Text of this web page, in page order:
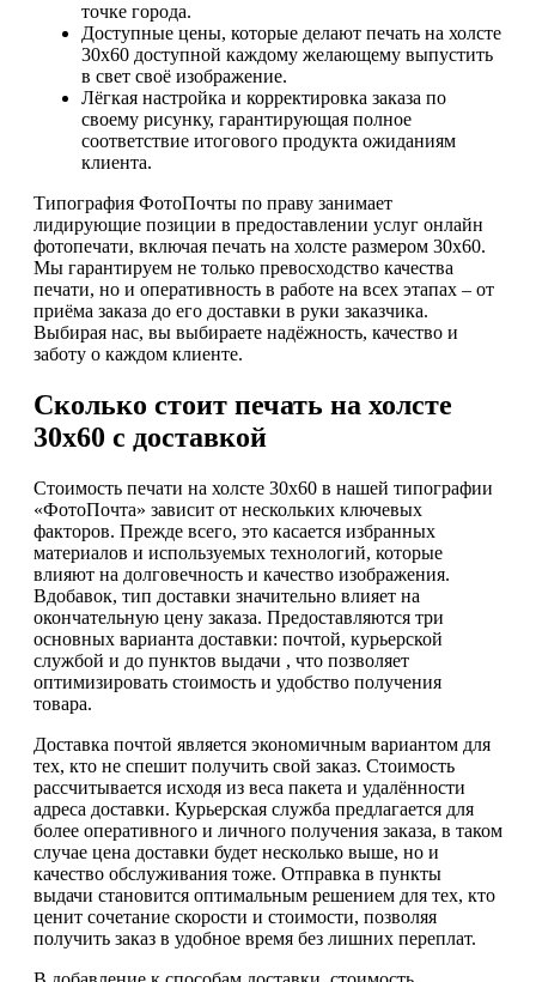
точке города.
Доступные цены, которые делают печать на холсте
30х60 доступной каждому желающему выпустить
в свет своё изображение.
Лёгкая настройка и корректировка заказа по
своему рисунку, гарантирующая полное
соответствие итогового продукта ожиданиям
клиента.
Типография ФотоПочты по праву занимает
лидирующие позиции в предоставлении услуг онлайн
фотопечати, включая печать на холсте размером 30х60.
Мы гарантируем не только превосходство качества
печати, но и оперативность в работе на всех этапах – от
приёма заказа до его доставки в руки заказчика.
Выбирая нас, вы выбираете надёжность, качество и
заботу о каждом клиенте.
Сколько стоит печать на холсте
30х60 с доставкой
Стоимость печати на холсте 30х60 в нашей типографии
«ФотоПочта» зависит от нескольких ключевых
факторов. Прежде всего, это касается избранных
материалов и используемых технологий, которые
влияют на долговечность и качество изображения.
Вдобавок, тип доставки значительно влияет на
окончательную цену заказа. Предоставляются три
основных варианта доставки: почтой, курьерской
службой и до пунктов выдачи , что позволяет
оптимизировать стоимость и удобство получения
товара.
Доставка почтой является экономичным вариантом для
тех, кто не спешит получить свой заказ. Стоимость
рассчитывается исходя из веса пакета и удалённости
адреса доставки. Курьерская служба предлагается для
более оперативного и личного получения заказа, в таком
случае цена доставки будет несколько выше, но и
качество обслуживания тоже. Отправка в пункты
выдачи становится оптимальным решением для тех, кто
ценит сочетание скорости и стоимости, позволяя
получить заказ в удобное время без лишних переплат.